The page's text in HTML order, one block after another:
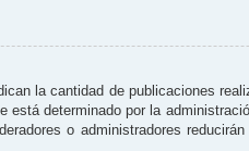
la cantidad de publicaciones
está determinado por la
o administradores